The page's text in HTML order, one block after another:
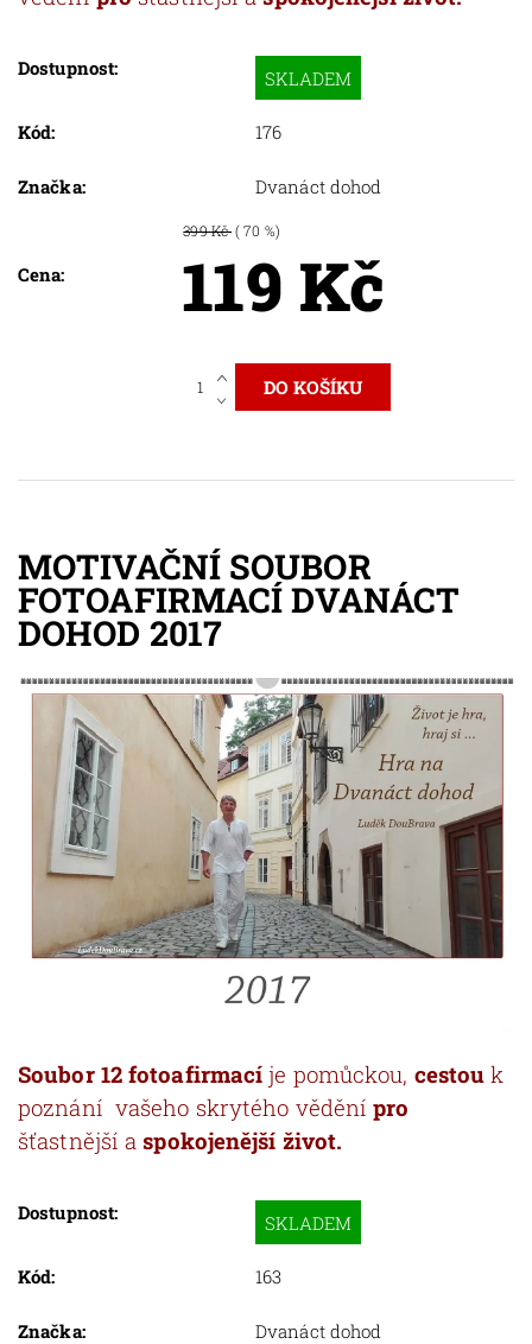
Dostupnost: SKLADEM
Kód: 176
Značka: Dvanáct dohod
Cena:
399 Kč ( 70 %)
119 Kč
MOTIVAČNÍ SOUBOR
FOTOAFIRMACÍ DVANÁCT
DOHOD 2017
Soubor 12 fotoafirmací je pomůckou, cestou k
poznání vašeho skrytého věděnípro
šťastnější aspokojenější život.
Dostupnost: SKLADEM
Kód: 163
Značka: Dvanáct dohod